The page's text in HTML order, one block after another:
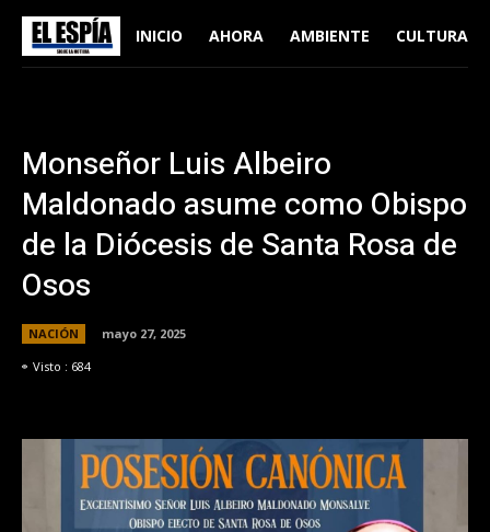
INICIO AHORA AMBIENTE CULTURA
Monseñor Luis Albeiro
Maldonado asume como Obispo
de la Diócesis de Santa Rosa de
Osos
NACIÓN
mayo 27, 2025
Visto : 684